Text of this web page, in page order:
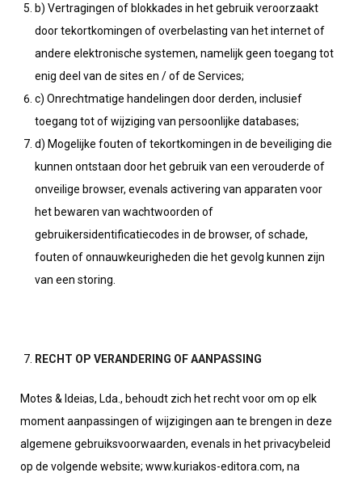
b) Vertragingen of blokkades in het gebruik veroorzaakt
door tekortkomingen of overbelasting van het internet of
andere elektronische systemen, namelijk geen toegang tot
enig deel van de sites en / of de Services;
c) Onrechtmatige handelingen door derden, inclusief
toegang tot of wijziging van persoonlijke databases;
d) Mogelijke fouten of tekortkomingen in de beveiliging die
kunnen ontstaan door het gebruik van een verouderde of
onveilige browser, evenals activering van apparaten voor
het bewaren van wachtwoorden of
gebruikersidentificatiecodes in de browser, of schade,
fouten of onnauwkeurigheden die het gevolg kunnen zijn
van een storing.
RECHT OP VERANDERING OF AANPASSING
Motes & Ideias, Lda., behoudt zich het recht voor om op elk
moment aanpassingen of wijzigingen aan te brengen in deze
algemene gebruiksvoorwaarden, evenals in het privacybeleid
op de volgende website; www.kuriakos-editora.com, na